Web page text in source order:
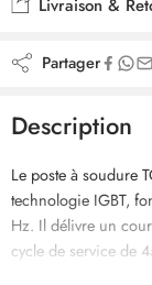
Livraison &
Partager
Description
Le poste à soudure
technologie IGBT,
Hz. Il délivre un
cycle de service de